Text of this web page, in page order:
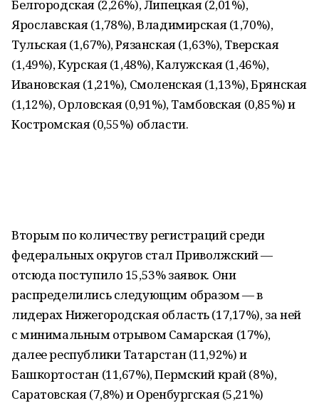
Белгородская (2,26%), Липецкая (2,01%),
Ярославская (1,78%), Владимирская (1,70%),
Тульская (1,67%), Рязанская (1,63%), Тверская
(1,49%), Курская (1,48%), Калужская (1,46%),
Ивановская (1,21%), Смоленская (1,13%), Брянская
(1,12%), Орловская (0,91%), Тамбовская (0,85%) и
Костромская (0,55%) области.
Вторым по количеству регистраций среди
федеральных округов стал Приволжский —
отсюда поступило 15,53% заявок. Они
распределились следующим образом — в
лидерах Нижегородская область (17,17%), за ней
с минимальным отрывом Самарская (17%),
далее республики Татарстан (11,92%) и
Башкортостан (11,67%), Пермский край (8%),
Саратовская (7,8%) и Оренбургская (5,21%)